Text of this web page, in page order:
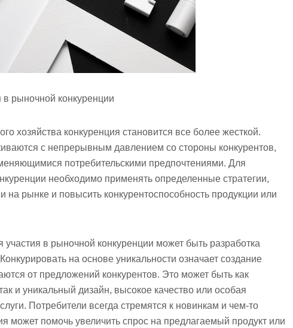
в рыночной конкуренции
хозяйства конкуренция становится все более жесткой.
с непрерывным давлением со стороны конкурентов,
потребительскими предпочтениями. Для
необходимо применять определенные стратегии,
на рынке и повысить конкурентоспособность продукции или
в рыночной конкуренции может быть разработка
на основе уникальности означает создание
от предложений конкурентов. Это может быть как
и уникальный дизайн, высокое качество или особая
Потребители всегда стремятся к новинкам и чем-то
может помочь увеличить спрос на предлагаемый продукт или